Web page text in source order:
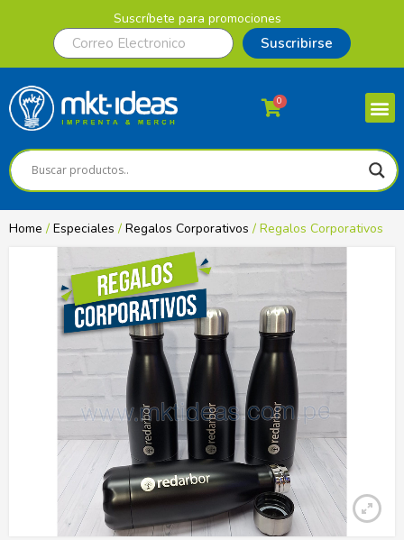
Suscríbete para promociones
Suscribirse
0
Home / Especiales / Regalos Corporativos / Regalos Corporativos